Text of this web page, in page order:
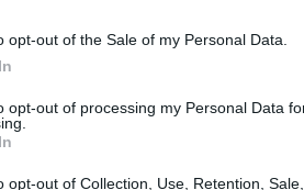
opt-out of the Sale of my Personal Data.
opt-out of processing my Personal Data
opt-out of Collection, Use, Retention,